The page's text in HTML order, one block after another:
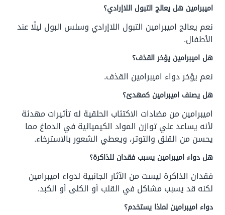
اميبرامين هل يعالج التبول اللاإرادي؟
نعم يعالج اميبرامين التبول اللاإرادي وسلس البول ليلًا عند
الأطفال.
هل اميبرامين يؤخر القذف؟
نعم يؤخر دواء اميبرامين القذف.
هل يصنف اميبرامين كمهدئ؟
اميبرامين من مضادات الاكتئاب الحلقية له تأثيرات مهدئة
لأنه يساعد علي توازن المواد الكيميائية في الدماغ مما
يحسن من القلق والتوتر، ويعطي الشعور بالاسترخاء.
هل دواء اميبرامين يسبب فقدان للذاكرة؟
فقدان الذاكرة ليست من الآثار الجانبية لدواء اميبرامين
لكنه قد يسبب مشاكل في القلب أو الكلى أو الكبد.
دواء اميبرامين لماذا يستخدم؟